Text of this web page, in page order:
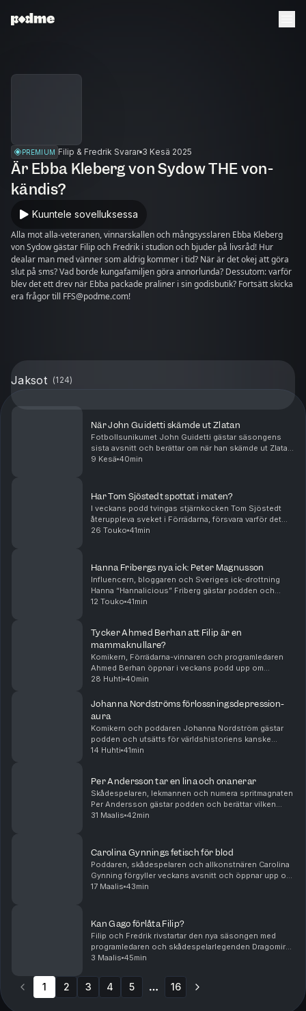
PREMIUM Filip & Fredrik Svarar 3 Kesä 2025
Är Ebba Kleberg von Sydow THE von-
kändis?
Kuuntele sovelluksessa
Alla mot alla-veteranen, vinnarskallen och mångsysslaren Ebba Kleberg
von Sydow gästar Filip och Fredrik i studion och bjuder på livsråd! Hur
dealar man med vänner som aldrig kommer i tid? När är det okej att göra
slut på sms? Vad borde kungafamiljen göra annorlunda? Dessutom: varför
blev det ett drev när Ebba packade praliner i sin godisbutik? Fortsätt skicka
era frågor till FFS@podme.com!
Jaksot (124)
När John Guidetti skämde ut Zlatan
Fotbollsunikumet John Guidetti gästar säsongens
sista avsnitt och berättar om när han skämde ut Zlatan
inför Justin Timberlake, varför hans porträtt hänger på
9 Kesä 40min
Har Tom Sjöstedt spottat i maten?
I veckans podd tvingas stjärnkocken Tom Sjöstedt
återuppleva sveket i Förrädarna, försvara varför det
fortfarande bara spelas Kent på Lilla Ego och välja
26 Touko 41min
Hanna Fribergs nya ick: Peter Magnusson
Influencern, bloggaren och Sveriges ick-drottning
Hanna “Hannalicious” Friberg gästar podden och
berättar sanningen bakom den virala Skavlanpanelen,
12 Touko 41min
Tycker Ahmed Berhan att Filip är en
mammaknullare?
Komikern, Förrädarna-vinnaren och programledaren
Ahmed Berhan öppnar i veckans podd upp om
autismryktena och varför han kallade Filip för
allvarli...
28 Huhti 40min
Johanna Nordströms förlossningsdepression-
aura
Komikern och poddaren Johanna Nordström gästar
podden och utsätts för världshistoriens kanske
sämsta föräldra-peptalk, berättar om Edvins ständiga
14 Huhti 41min
Per Andersson tar en lina och onanerar
Skådespelaren, lekmannen och numera spritmagnaten
Per Andersson gästar podden och berättar vilken
kändis som var roligast att bära ut från krogen, varför
31 Maalis 42min
Carolina Gynnings fetisch för blod
Poddaren, skådespelaren och allkonstnären Carolina
Gynning förgyller veckans avsnitt och öppnar upp om
hennes märkliga bok med Alex Schulman, Lucia-
17 Maalis 43min
Kan Gago förlåta Filip?
Filip och Fredrik rivstartar den nya säsongen med
programledaren och skådespelarlegenden Dragomir
"Gago" Mrsic. Han berättar om sitt nya liv som folkkär,
3 Maalis 45min
1 2 3 4 5 16